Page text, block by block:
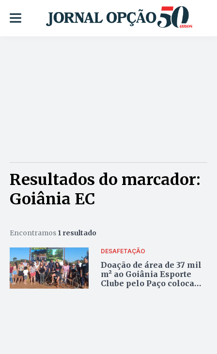
Resultados do marcador:
Goiânia EC
Encontramos 1 resultado
DESAFETAÇÃO
Doação de área de 37 mil
m² ao Goiânia Esporte
Clube pelo Paço coloca